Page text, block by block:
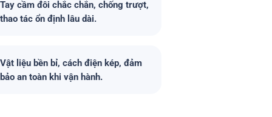
Tay cầm đôi chắc chắn, chống trượt,
thao tác ổn định lâu dài.
Vật liệu bền bỉ, cách điện kép, đảm
bảo an toàn khi vận hành.